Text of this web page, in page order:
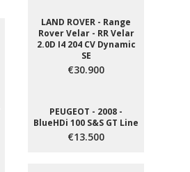
LAND ROVER - Range
Rover Velar - RR Velar
2.0D I4 204 CV Dynamic
SE
€30.900
PEUGEOT - 2008 -
BlueHDi 100 S&S GT Line
€13.500